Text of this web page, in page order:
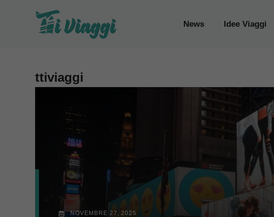
News Idee Viaggi
ttiviaggi
NOVEMBRE 27, 2025